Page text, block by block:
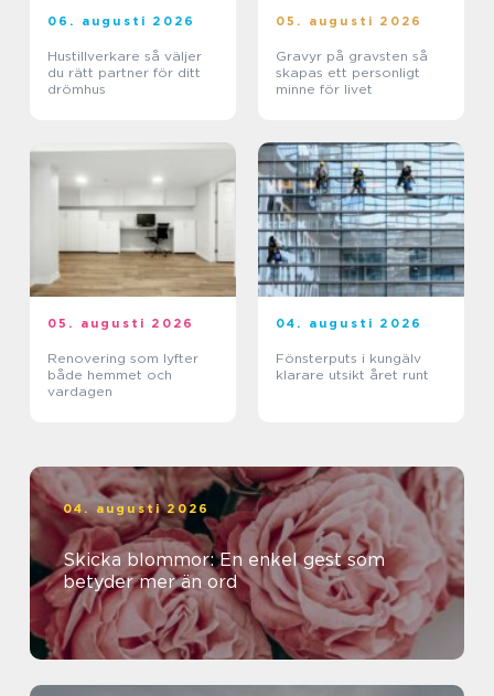
06. augusti 2026
Hustillverkare så väljer
du rätt partner för ditt
drömhus
05. augusti 2026
Gravyr på gravsten så
skapas ett personligt
minne för livet
05. augusti 2026
Renovering som lyfter
både hemmet och
vardagen
04. augusti 2026
Fönsterputs i kungälv
klarare utsikt året runt
04. augusti 2026
Skicka blommor: En enkel gest som
betyder mer än ord